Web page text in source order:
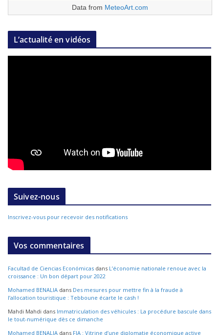
Data from MeteoArt.com
L’actualité en vidéos
Suivez-nous
Inscrivez-vous pour recevoir des notifications
Vos commentaires
Facultad de Ciencias Económicas dans L’économie nationale renoue avec la
croissance : Un bon départ pour 2022
Mohamed BENALIA dans Des mesures pour mettre fin à la fraude à
l’allocation touristique : Tebboune écarte le cash !
Mahdi Mahdi dans Immatriculation des véhicules : La procédure bascule dans
le tout-numérique dès ce dimanche
Mohamed BENALIA dans FIA : Vitrine d’une diplomatie économique active